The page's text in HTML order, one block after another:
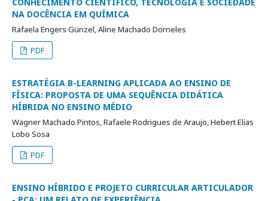
NA DOCÊNCIA EM QUÍMICA
Rafaela Engers Günzel, Aline Machado Dorneles
PDF
ESTRATÉGIA B-LEARNING APLICADA AO ENSINO DE
FÍSICA: PROPOSTA DE UMA SEQUÊNCIA DIDÁTICA
HÍBRIDA NO ENSINO MÉDIO
Wagner Machado Pintos, Rafaele Rodrigues de Araujo, Hebert Elias
Lobo Sosa
PDF
ENSINO HÍBRIDO E PROJETO CURRICULAR ARTICULADOR